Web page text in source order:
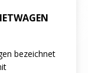
bezeichnet